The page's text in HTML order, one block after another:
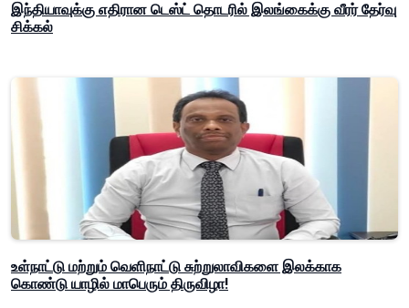
இந்தியாவுக்கு எதிரான டெஸ்ட் தொடரில் இலங்கைக்கு வீரர் தேர்வு
சிக்கல்
உள்நாட்டு மற்றும் வெளிநாட்டு சுற்றுலாவிகளை இலக்காக
கொண்டு யாழில் மாபெரும் திருவிழா!